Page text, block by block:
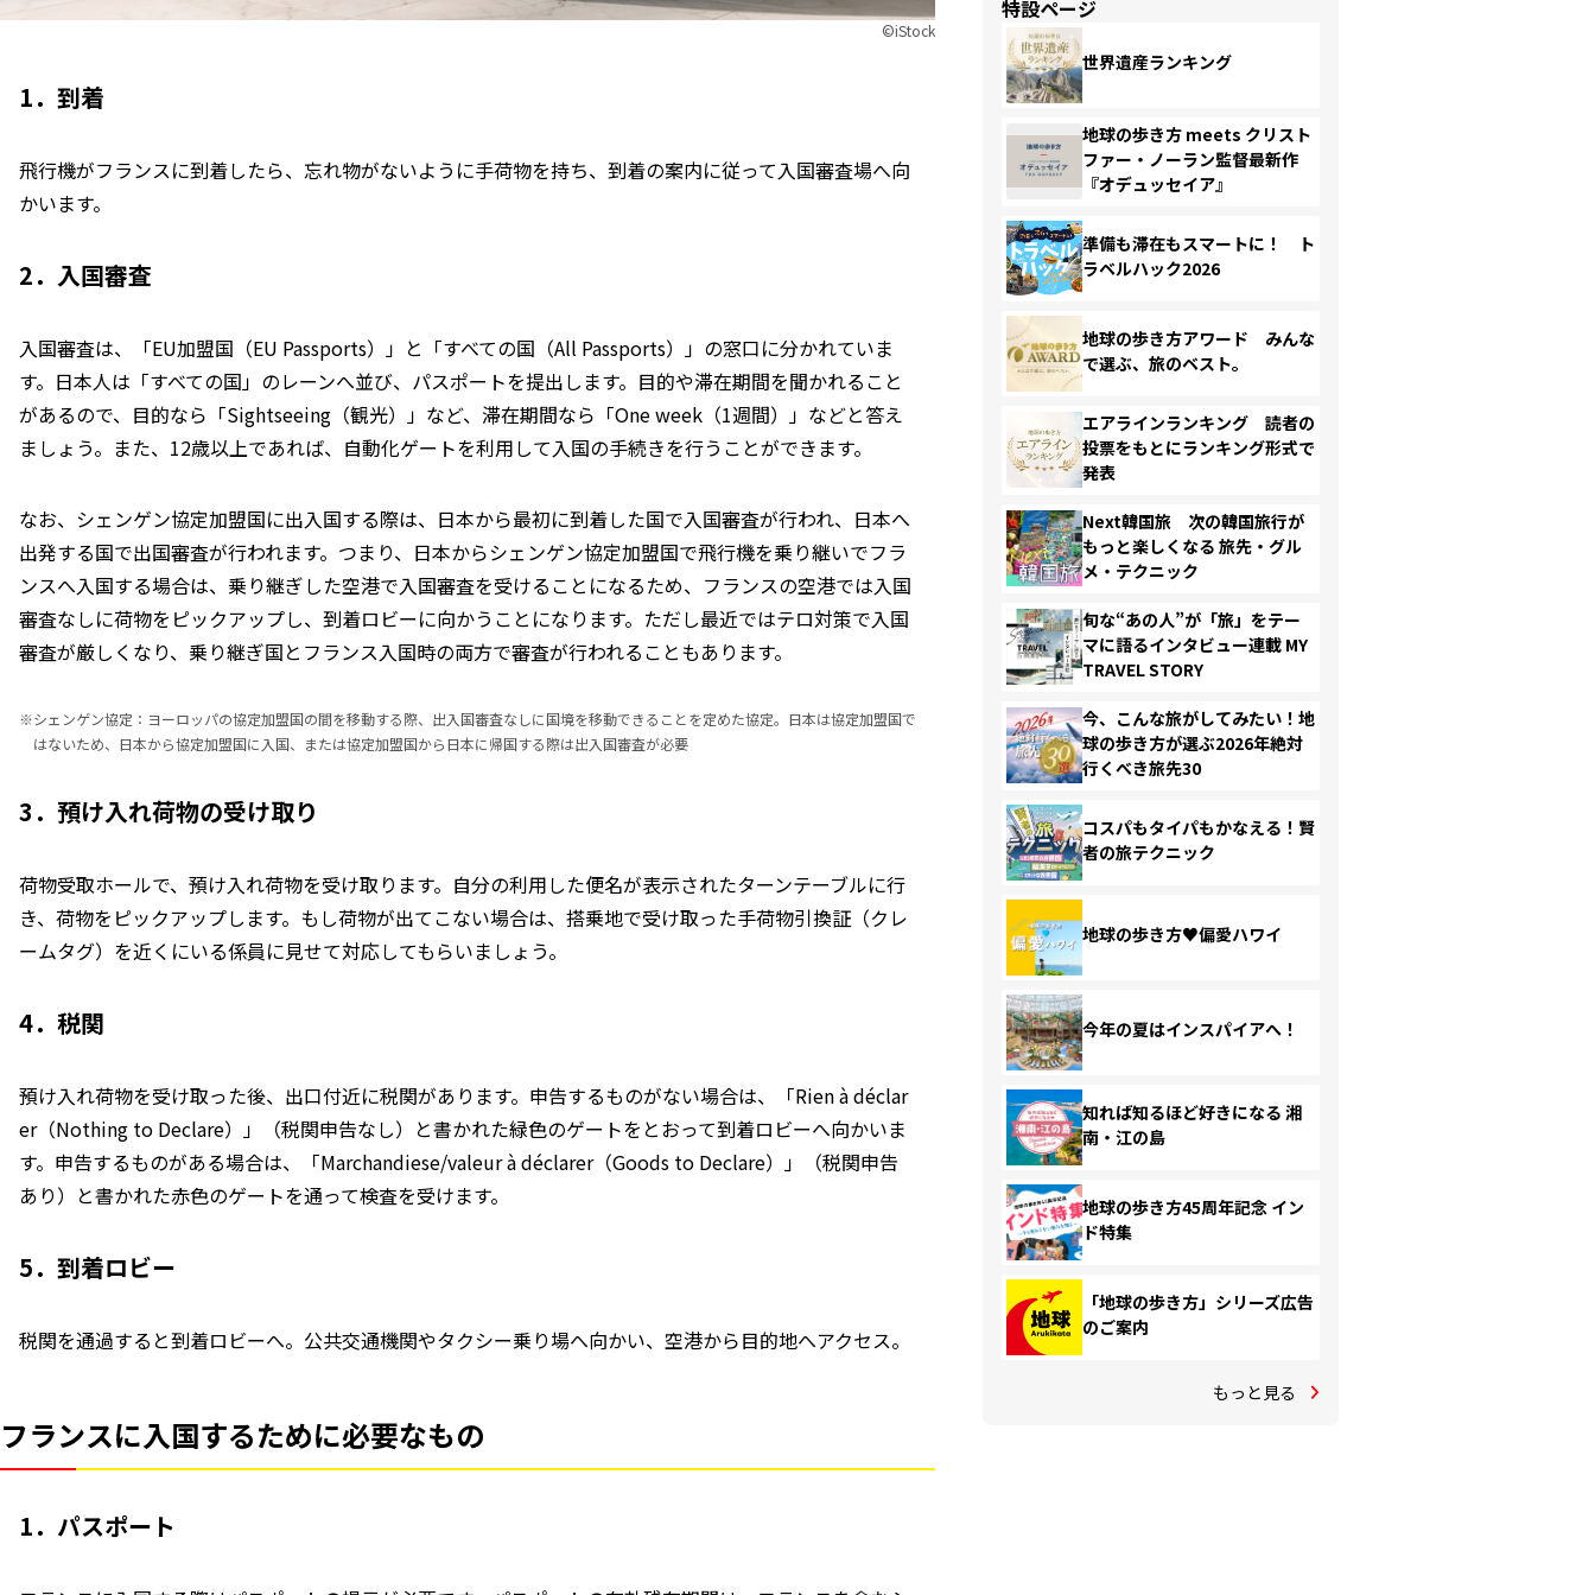
©︎iStock
1．到着
飛行機がフランスに到着したら、忘れ物がないように手荷物を持ち、到着の案内に従って入国審査場へ向
かいます。
2．入国審査
入国審査は、「EU加盟国（EU Passports）」と「すべての国（All Passports）」の窓口に分かれていま
す。日本人は「すべての国」のレーンへ並び、パスポートを提出します。目的や滞在期間を聞かれること
があるので、目的なら「Sightseeing（観光）」など、滞在期間なら「One week（1週間）」などと答え
ましょう。また、12歳以上であれば、自動化ゲートを利用して入国の手続きを行うことができます。
なお、シェンゲン協定加盟国に出入国する際は、日本から最初に到着した国で入国審査が行われ、日本へ
出発する国で出国審査が行われます。つまり、日本からシェンゲン協定加盟国で飛行機を乗り継いでフラ
ンスへ入国する場合は、乗り継ぎした空港で入国審査を受けることになるため、フランスの空港では入国
審査なしに荷物をピックアップし、到着ロビーに向かうことになります。ただし最近ではテロ対策で入国
審査が厳しくなり、乗り継ぎ国とフランス入国時の両方で審査が行われることもあります。
※シェンゲン協定：ヨーロッパの協定加盟国の間を移動する際、出入国審査なしに国境を移動できることを定めた協定。日本は協定加盟国で
はないため、日本から協定加盟国に入国、または協定加盟国から日本に帰国する際は出入国審査が必要
3．預け入れ荷物の受け取り
荷物受取ホールで、預け入れ荷物を受け取ります。自分の利用した便名が表示されたターンテーブルに行
き、荷物をピックアップします。もし荷物が出てこない場合は、搭乗地で受け取った手荷物引換証（クレ
ームタグ）を近くにいる係員に見せて対応してもらいましょう。
4．税関
預け入れ荷物を受け取った後、出口付近に税関があります。申告するものがない場合は、「Rien à déclar
er（Nothing to Declare）」（税関申告なし）と書かれた緑色のゲートをとおって到着ロビーへ向かいま
す。申告するものがある場合は、「Marchandiese/valeur à déclarer（Goods to Declare）」（税関申告
あり）と書かれた赤色のゲートを通って検査を受けます。
5．到着ロビー
税関を通過すると到着ロビーへ。公共交通機関やタクシー乗り場へ向かい、空港から目的地へアクセス。
フランスに入国するために必要なもの
1．パスポート
特設ページ
世界遺産ランキング
地球の歩き方 meets クリスト
ファー・ノーラン監督最新作
『オデュッセイア』
準備も滞在もスマートに！ ト
ラベルハック2026
地球の歩き方アワード みんな
で選ぶ、旅のベスト。
エアラインランキング 読者の
投票をもとにランキング形式で
発表
Next韓国旅 次の韓国旅行が
もっと楽しくなる 旅先・グル
メ・テクニック
旬な“あの人”が「旅」をテー
マに語るインタビュー連載 MY
TRAVEL STORY
今、こんな旅がしてみたい！地
球の歩き方が選ぶ2026年絶対
行くべき旅先30
コスパもタイパもかなえる！賢
者の旅テクニック
地球の歩き方♥偏愛ハワイ
今年の夏はインスパイアへ！
知れば知るほど好きになる 湘
南・江の島
地球の歩き方45周年記念 イン
ド特集
「地球の歩き方」シリーズ広告
のご案内
もっと見る